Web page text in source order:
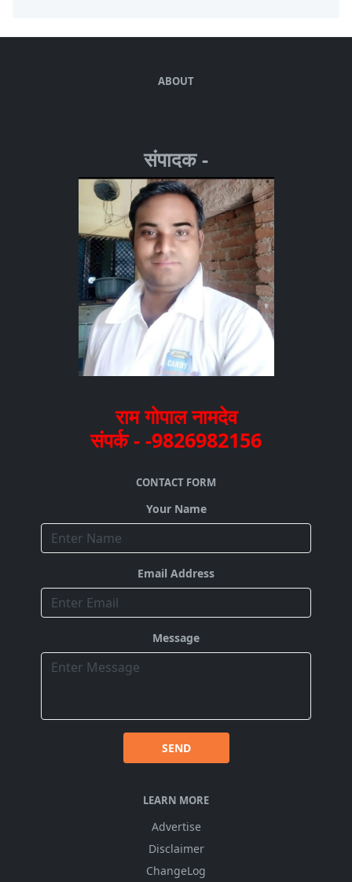
ABOUT
संपादक -
राम गोपाल नामदेव
संपर्क - -9826982156
CONTACT FORM
Your Name
Email Address
Message
SEND
LEARN MORE
Advertise
Disclaimer
ChangeLog